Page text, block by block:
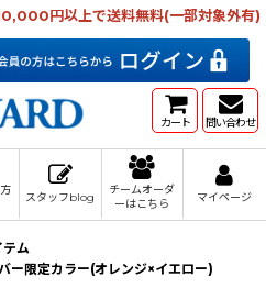
円以上で送料無料(一部対象外有)
カート 問い合わせ
スタッフblog
チームオーダ
ーはこちら
マイページ
テム
ー限定カラー(オレンジ×イエロー)